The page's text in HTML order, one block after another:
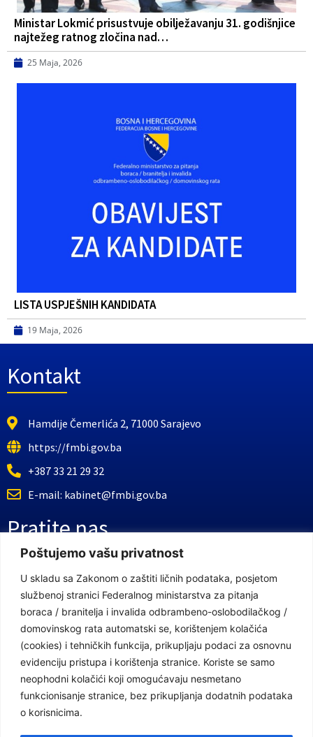
Poštujemo vašu privatnost
U skladu sa Zakonom o zaštiti ličnih podataka, posjetom
službenoj stranici Federalnog ministarstva za pitanja
boraca / branitelja i invalida odbrambeno-oslobodilačkog /
domovinskog rata automatski se, korištenjem kolačića
(cookies) i tehničkih funkcija, prikupljaju podaci za osnovnu
evidenciju pristupa i korištenja stranice. Koriste se samo
neophodni kolačići koji omogućavaju nesmetano
funkcionisanje stranice, bez prikupljanja dodatnih podataka
o korisnicima.
Ministar Lokmić prisustvuje obilježavanju 31. godišnjice
najtežeg ratnog zločina nad…
25 Maja, 2026
LISTA USPJEŠNIH KANDIDATA
19 Maja, 2026
Kontakt
Hamdije Čemerlića 2, 71000 Sarajevo
https://fmbi.gov.ba
+387 33 21 29 32
E-mail: kabinet@fmbi.gov.ba
Pratite nas
Facebook Stranica
Youtube Kanal
Linkovi
Vlada Federacije Bosne i Hercegovine
Federalno ministarstvo finansija